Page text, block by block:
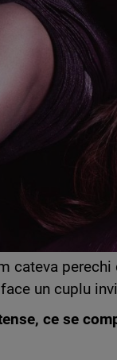
cateva
un cuplu
ce se